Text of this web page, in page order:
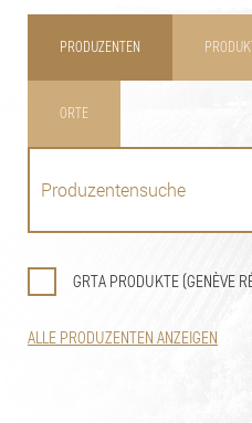
PRODUZENTEN
ORTE
GRTA PRODUKTE (GENÈVE
ALLE PRODUZENTEN ANZEIGEN